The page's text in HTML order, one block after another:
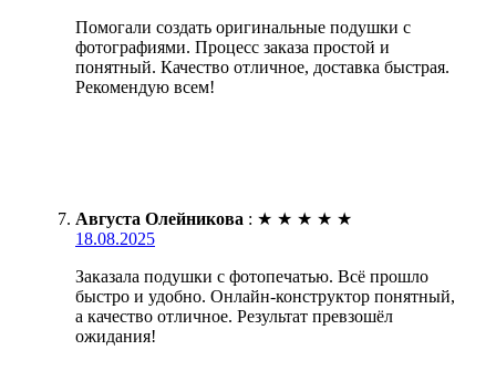
Помогали создать оригинальные подушки с
фотографиями. Процесс заказа простой и
понятный. Качество отличное, доставка быстрая.
Рекомендую всем!
Августа Олейникова : ★ ★ ★ ★ ★
18.08.2025
Заказала подушки с фотопечатью. Всё прошло
быстро и удобно. Онлайн-конструктор понятный,
а качество отличное. Результат превзошёл
ожидания!